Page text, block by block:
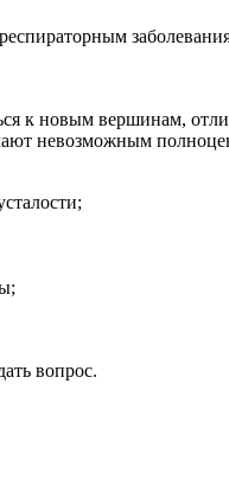
к новым вершинам,
невозможным
вопрос.